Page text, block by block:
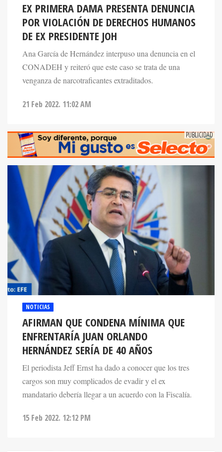
EX PRIMERA DAMA PRESENTA DENUNCIA
POR VIOLACIÓN DE DERECHOS HUMANOS
DE EX PRESIDENTE JOH
Ana García de Hernández interpuso una denuncia en el
CONADEH y reiteró que este caso se trata de una
venganza de narcotraficantes extraditados.
21 Feb 2022. 11:02 AM
NOTICIAS
AFIRMAN QUE CONDENA MÍNIMA QUE
ENFRENTARÍA JUAN ORLANDO
HERNÁNDEZ SERÍA DE 40 AÑOS
El periodista Jeff Ernst ha dado a conocer que los tres
cargos son muy complicados de evadir y el ex
mandatario debería llegar a un acuerdo con la Fiscalía.